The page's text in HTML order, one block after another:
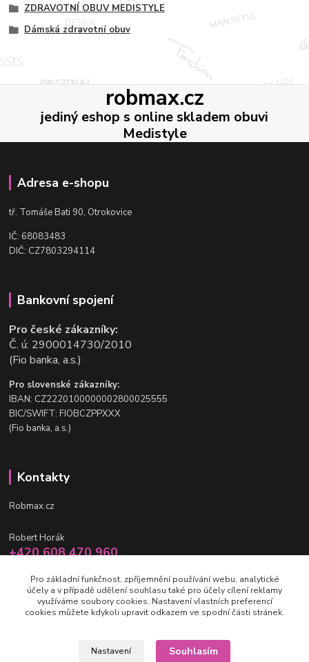
ZDRAVOTNÍ OBUV MEDISTYLE
Dámská zdravotní obuv
robmax.cz
jediný eshop s online skladem obuvi
Medistyle
Adresa e-shopu
tř. Tomáše Bati 90, Otrokovice
IČ: 68083483
DIČ: CZ7803294114
Bankovní spojení
Pro české zákazníky:
Č. ú: 2900014730/2010
(Fio banka, a.s.)
Pro slovenské zákazníky:
IBAN: CZ2220100000002800025555
BIC/SWIFT: FIOBCZPPXXX
(Fio banka, a.s.)
Kontakty
Robmax.cz
Robert Horák
+420 608 470 960
info@robmax.cz
Pro základní funkčnost, zpříjemnění používání webu, analytické
účely a v případě udělení souhlasu také pro účely cílení reklamy
využíváme soubory cookies. Nastavení vlastních preferencí
cookies můžete kdykoli upravit odkazem ve spodní části stránek.
Nastavení Souhlasím